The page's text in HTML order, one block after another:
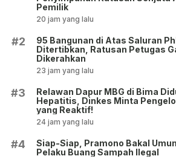
Pemilik
20 jam yang lalu
#2
95 Bangunan di Atas Saluran
Ditertibkan, Ratusan Petugas
Dikerahkan
23 jam yang lalu
#3
Relawan Dapur MBG di Bima
Hepatitis, Dinkes Minta
yang Reaktif!
24 jam yang lalu
#4
Siap-Siap, Pramono Bakal
Pelaku Buang Sampah Ilegal